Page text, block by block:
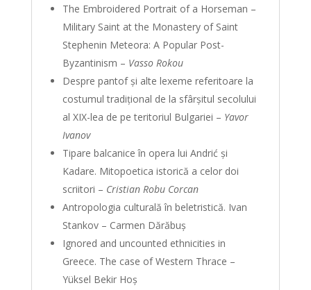
The Embroidered Portrait of a Horseman –
Military Saint at the Monastery of Saint
Stephenin Meteora: A Popular Post-
Byzantinism – Vasso Rokou
Despre pantof şi alte lexeme referitoare la
costumul tradițional de la sfârşitul secolului
al XIX-lea de pe teritoriul Bulgariei – Yavor
Ivanov
Tipare balcanice în opera lui Andrić şi
Kadare. Mitopoetica istorică a celor doi
scriitori – Cristian Robu Corcan
Antropologia culturală în beletristică. Ivan
Stankov – Carmen Dărăbuș
Ignored and uncounted ethnicities in
Greece. The case of Western Thrace –
Yüksel Bekir Hoş